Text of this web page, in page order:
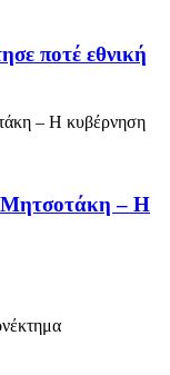
ποτέ εθνική
Μητσοτάκη – Η